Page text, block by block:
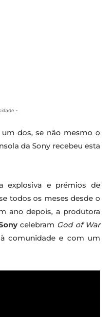
-
dos, se não mesmo o
da Sony recebeu esta
explosiva e prémios de
todos os meses desde o
ano depois, a produtora
celebram God of War
comunidade e com um